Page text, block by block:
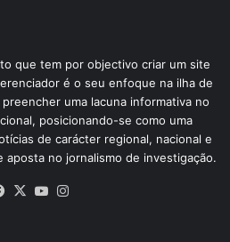
que tem por objectivo criar um site
é o seu enfoque na ilha de
uma lacuna informativa no
posicionando-se como uma
de carácter regional, nacional e
aposta no jornalismo de investigação.
Facebook
X YouTube